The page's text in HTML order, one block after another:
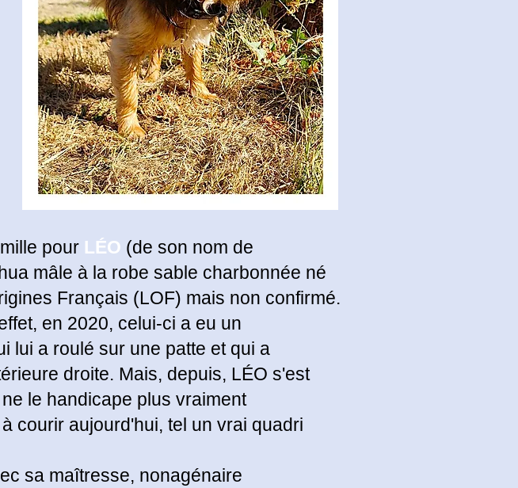
pour LÉO (de son nom de
mâle à la robe sable charbonnée né
Français (LOF) mais non confirmé.
en 2020, celui-ci a eu un
lui a roulé sur une patte et qui a
droite. Mais, depuis, LÉO s'est
le handicape plus vraiment
courir aujourd'hui, tel un vrai quadri
sa maîtresse, nonagénaire